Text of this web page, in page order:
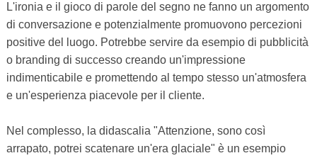
L'ironia e il gioco di parole del segno ne fanno un argomento
di conversazione e potenzialmente promuovono percezioni
positive del luogo. Potrebbe servire da esempio di pubblicità
o branding di successo creando un'impressione
indimenticabile e promettendo al tempo stesso un'atmosfera
e un'esperienza piacevole per il cliente.
Nel complesso, la didascalia "Attenzione, sono così
arrapato, potrei scatenare un'era glaciale" è un esempio